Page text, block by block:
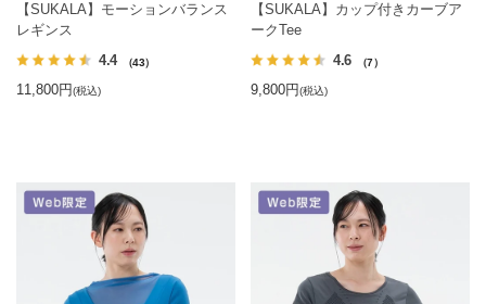
【SUKALA】モーションバランス
レギンス
4.4 （43）
11,800円(税込)
【SUKALA】カップ付きカーブア
ークTee
4.6 （7）
9,800円(税込)